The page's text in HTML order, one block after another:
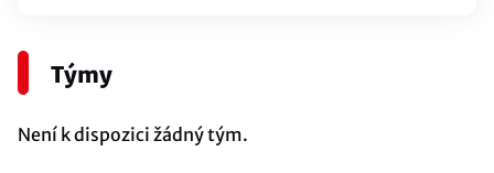
Týmy
Není k dispozici žádný tým.